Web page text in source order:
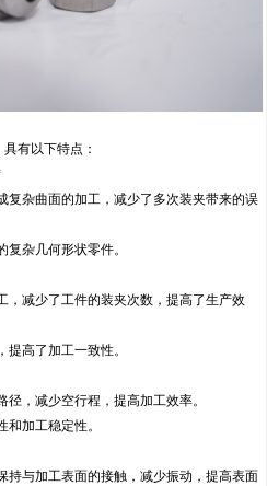
有以下特点：
复杂曲面的加工，减少了多次装夹带来的误
杂几何形状零件。
，减少了工件的装夹次数，提高了生产效
高了加工一致性。
，减少空行程，提高加工效率。
加工稳定性。
持与加工表面的接触，减少振动，提高表面